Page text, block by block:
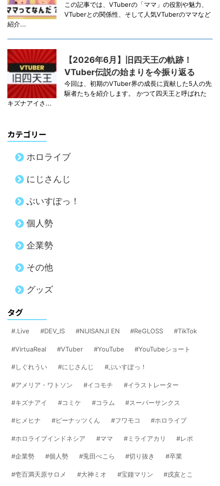
この記事では、VTuberの「ママ」の役割や魅力、
VTuberとの関係性、そして人気VTuberのママなど
紹介...
【2026年6月】旧四天王の軌跡！
VTuber伝説の始まりを今振り返る
今回は、初期のVTuber界の成長に貢献した5人の先
駆者たちを紹介します。 かつて四天王と呼ばれた
キズナアイさ...
カテゴリー
ホロライブ
にじさんじ
ぶいすぽっ！
個人勢
企業勢
その他
グッズ
タグ
.Live DEV_IS NIJISANJI EN ReGLOSS TikTok
VirtuaReal VTuber YouTube YouTubeショート
しぐれうい にじさんじ ぶいすぽっ！
アメリア・ワトソン イコモチ イラストレーター
キズナアイ コミケ コラム スーパーサンクス
ヒメヒナ ピーナッツくん フワモコ ホロライブ
ホロライブインドネシア ママ ミライアカリ レポ
企業勢 個人勢 兎田ぺこら 切り抜き 卒業
壱百満天原サロメ 大神ミオ 宝鐘マリン 戌亥とこ